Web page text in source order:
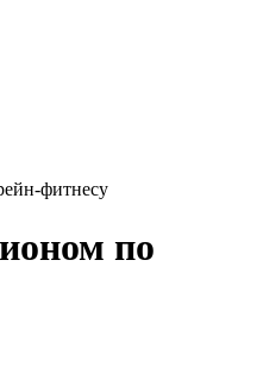
фитнесу
по